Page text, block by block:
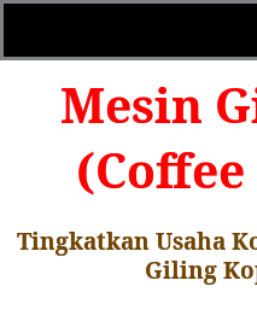
Mesin
Tingkatkan Usaha
Giling